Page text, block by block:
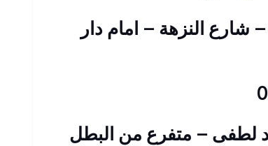
– شارع النزهة – امام دار
عبد الحميد لطفى – متفرع من البطل